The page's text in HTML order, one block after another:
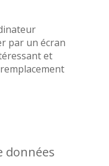
par un écran
et
données